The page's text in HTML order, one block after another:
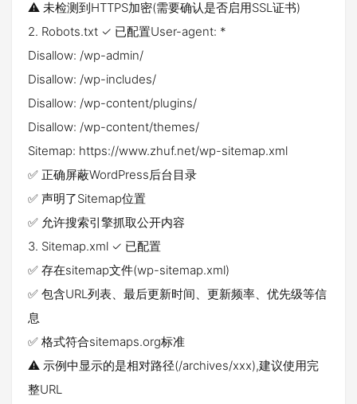
⚠️ 未检测到HTTPS加密(需要确认是否启用SSL证书)
2. Robots.txt ✓ 已配置User-agent: *
Disallow: /wp-admin/
Disallow: /wp-includes/
Disallow: /wp-content/plugins/
Disallow: /wp-content/themes/
Sitemap: https://www.zhuf.net/wp-sitemap.xml
✅ 正确屏蔽WordPress后台目录
✅ 声明了Sitemap位置
✅ 允许搜索引擎抓取公开内容
3. Sitemap.xml ✓ 已配置
✅ 存在sitemap文件(wp-sitemap.xml)
✅ 包含URL列表、最后更新时间、更新频率、优先级等信
息
✅ 格式符合sitemaps.org标准
⚠️ 示例中显示的是相对路径(/archives/xxx),建议使用完
整URL